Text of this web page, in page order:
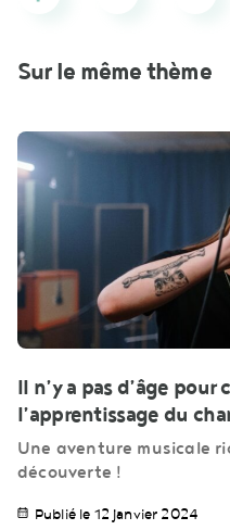
Sur le même thème
Il n’y a pas d’âge pour
l’apprentissage du
Une aventure musicale
découverte !
Publié le 12 janvier 2024